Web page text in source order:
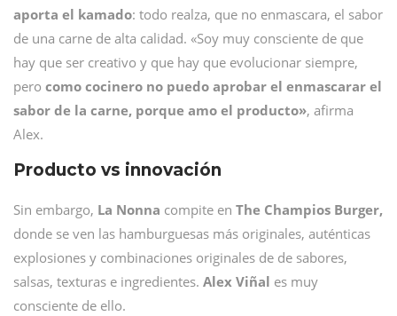
aporta el kamado: todo realza, que no enmascara, el sabor
de una carne de alta calidad. «Soy muy consciente de que
hay que ser creativo y que hay que evolucionar siempre,
pero como cocinero no puedo aprobar el enmascarar el
sabor de la carne, porque amo el producto», afirma
Alex.
Producto vs innovación
Sin embargo, La Nonna compite en The Champios Burger,
donde se ven las hamburguesas más originales, auténticas
explosiones y combinaciones originales de de sabores,
salsas, texturas e ingredientes. Alex Viñal es muy
consciente de ello.